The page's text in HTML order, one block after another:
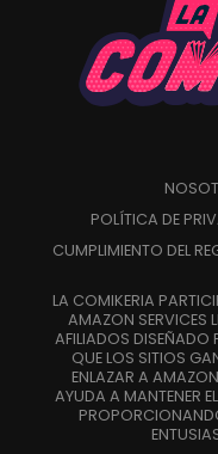
POLÍTICA DE
CUMPLIMIENTO DEL
LA COMIKERIA
AMAZON SERVICES
AFILIADOS
QUE LOS SITIOS
ENLAZAR A
AYUDA A MANTENER